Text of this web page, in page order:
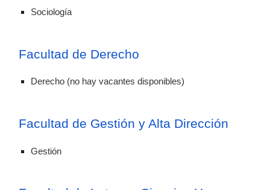
Sociología
Facultad de Derecho
Derecho (no hay vacantes disponibles)
Facultad de Gestión y Alta Dirección
Gestión